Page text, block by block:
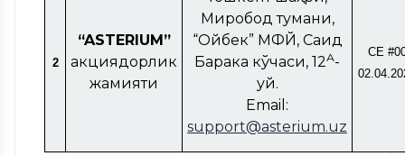
2
“ASTERIUM”
акциядорлик
жамияти
Миробод тумани,
“Ойбек” МФЙ, Саид
Барака кўчаси, 12А-
уй.
Email:
support@asterium.uz
CE